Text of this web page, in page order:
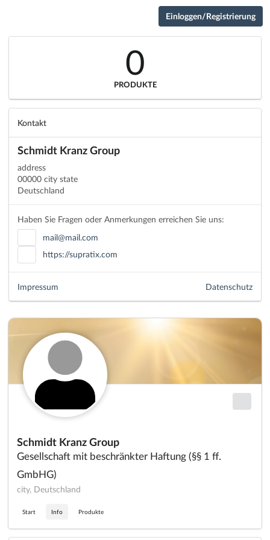
Einloggen/Registrierung
Schmidt Kranz Group
Gesellschaft mit beschränkter Haftung (§§ 1 ff.
GmbHG)
city, Deutschland
Start Info Produkte
0
PRODUKTE
Kontakt
Schmidt Kranz Group
address
00000 city state
Deutschland
Haben Sie Fragen oder Anmerkungen erreichen Sie uns:
mail@mail.com
https://supratix.com
Datenschutz
Impressum